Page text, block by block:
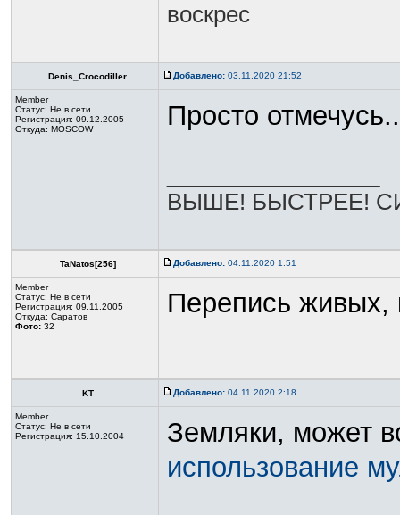
воскрес
Denis_Crocodiller Добавлено: 03.11.2020 21:52
Member
Статус: Не в сети
Регистрация: 09.12.2005
Откуда: MOSCOW
Просто
ВЫШЕ! БЫСТРЕЕ!
TaNatos[256] Добавлено: 04.11.2020 1:51
Member
Статус: Не в сети
Регистрация: 09.11.2005
Откуда: Саратов
Фото: 32
Перепись живых,
KT Добавлено: 04.11.2020 2:18
Member
Статус: Не в сети
Регистрация: 15.10.2004
Земляки, может
использование